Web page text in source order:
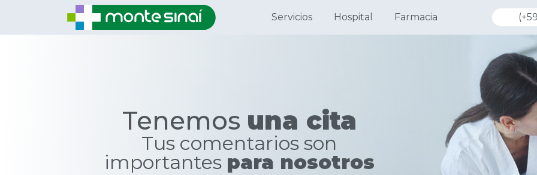
Servicios Hospital Farmacia
Tenemos una cita
Tus comentarios son
importantes para nosotros